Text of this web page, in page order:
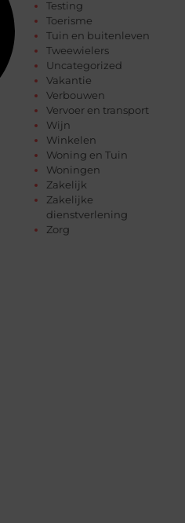
Testing
Toerisme
Tuin en buitenleven
Tweewielers
Uncategorized
Vakantie
Verbouwen
Vervoer en transport
Wijn
Winkelen
Woning en Tuin
Woningen
Zakelijk
Zakelijke
dienstverlening
Zorg